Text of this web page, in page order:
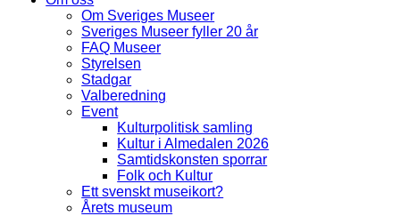
Om Sveriges Museer
Sveriges Museer fyller 20 år
FAQ Museer
Styrelsen
Stadgar
Valberedning
Event
Kulturpolitisk samling
Kultur i Almedalen 2026
Samtidskonsten sporrar
Folk och Kultur
Ett svenskt museikort?
Årets museum